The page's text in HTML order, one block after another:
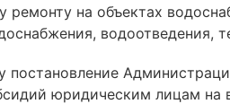
ремонту на объектах
водоотведения,
постановление
юридическим лицам на